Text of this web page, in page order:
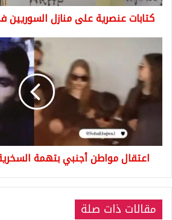
كتابات عنصرية على منازل السوريين
مواطن
أجنبي
بتهمة
السخرية
اعتقال مواطن أجنبي بتهمة
مقالات ذات صلة